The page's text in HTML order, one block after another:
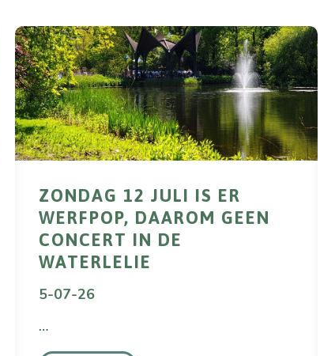
ZONDAG 12 JULI IS ER
WERFPOP, DAAROM GEEN
CONCERT IN DE
WATERLELIE
5-07-26
…